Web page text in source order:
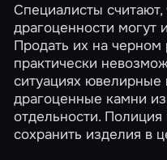
Специалисты
драгоценности могут
Продать их на черном
практически
ситуациях ювелирные
драгоценные камни
отдельности.
сохранить изделия в